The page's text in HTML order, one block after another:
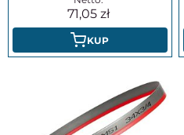
71,05
KUP